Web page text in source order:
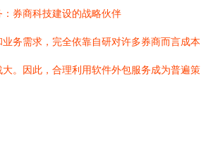
券商科技建设的战略伙伴
务需求，完全依靠自研对许多券商而言成本
。因此，合理利用软件外包服务成为普遍策